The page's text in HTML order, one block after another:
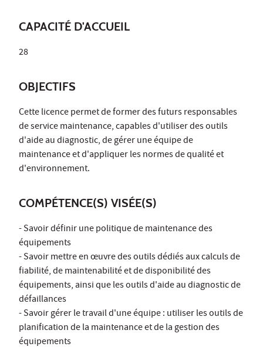
CAPACITÉ D'ACCUEIL
28
OBJECTIFS
Cette licence permet de former des futurs responsables
de service maintenance, capables d'utiliser des outils
d'aide au diagnostic, de gérer une équipe de
maintenance et d'appliquer les normes de qualité et
d'environnement.
COMPÉTENCE(S) VISÉE(S)
- Savoir définir une politique de maintenance des
équipements
- Savoir mettre en œuvre des outils dédiés aux calculs de
fiabilité, de maintenabilité et de disponibilité des
équipements, ainsi que les outils d'aide au diagnostic de
défaillances
- Savoir gérer le travail d'une équipe : utiliser les outils de
planification de la maintenance et de la gestion des
équipements